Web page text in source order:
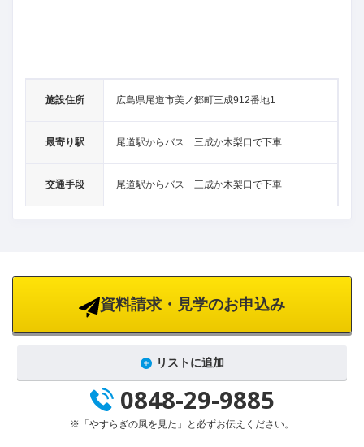
施設住所 広島県尾道市美ノ郷町三成912番地1
最寄り駅 尾道駅からバス 三成か木梨口で下車
交通手段 尾道駅からバス 三成か木梨口で下車
資料請求・見学のお申込み
リストに追加
0848-29-9885
※「やすらぎの風を見た」と必ずお伝えください。